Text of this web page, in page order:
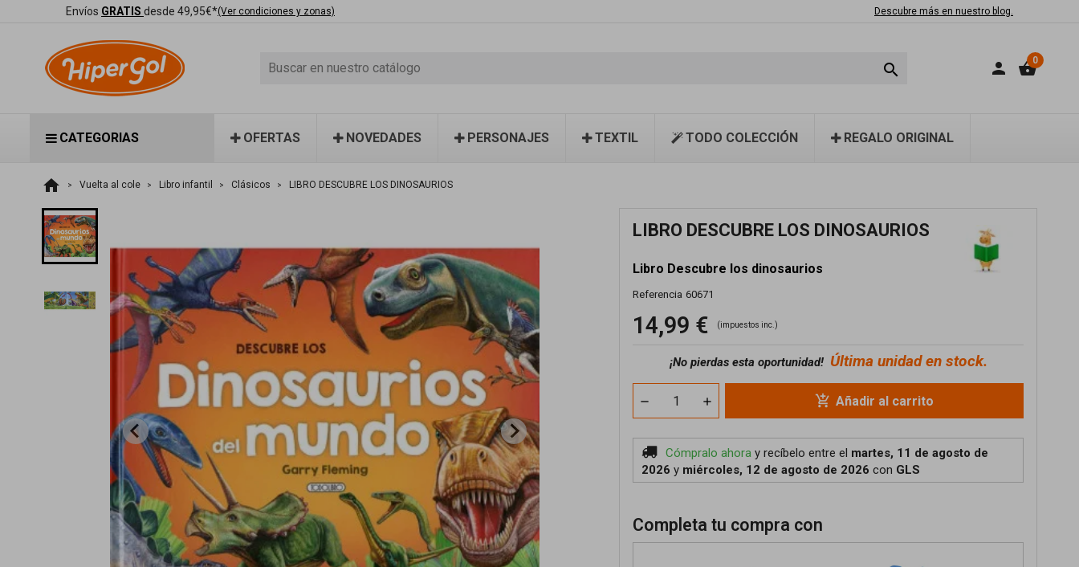
Envíos GRATIS desde 49,95€*(Ver condiciones y zonas) Descubre más en nuestro blog.
 person shopping_basket0
CATEGORIAS OFERTAS NOVEDADES PERSONAJES TEXTIL TODO COLECCIÓN REGALO ORIGINAL
home Vuelta al cole Libro infantil Clásicos LIBRO DESCUBRE LOS DINOSAURIOS
LIBRO DESCUBRE LOS DINOSAURIOS
Libro Descubre los dinosaurios
Referencia 60671
14,99 € (impuestos inc.)
¡No pierdas esta oportunidad! Última unidad en stock.
add_shopping_cart Añadir al carrito
Cómpralo ahoray recíbeloentre el martes, 11 de agosto de
2026 y miércoles, 12 de agosto de 2026 con GLS
Completa tu compra con